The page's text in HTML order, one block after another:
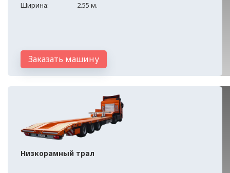
Ширина:
2.55 м.
Заказать машину
Низкорамный трал